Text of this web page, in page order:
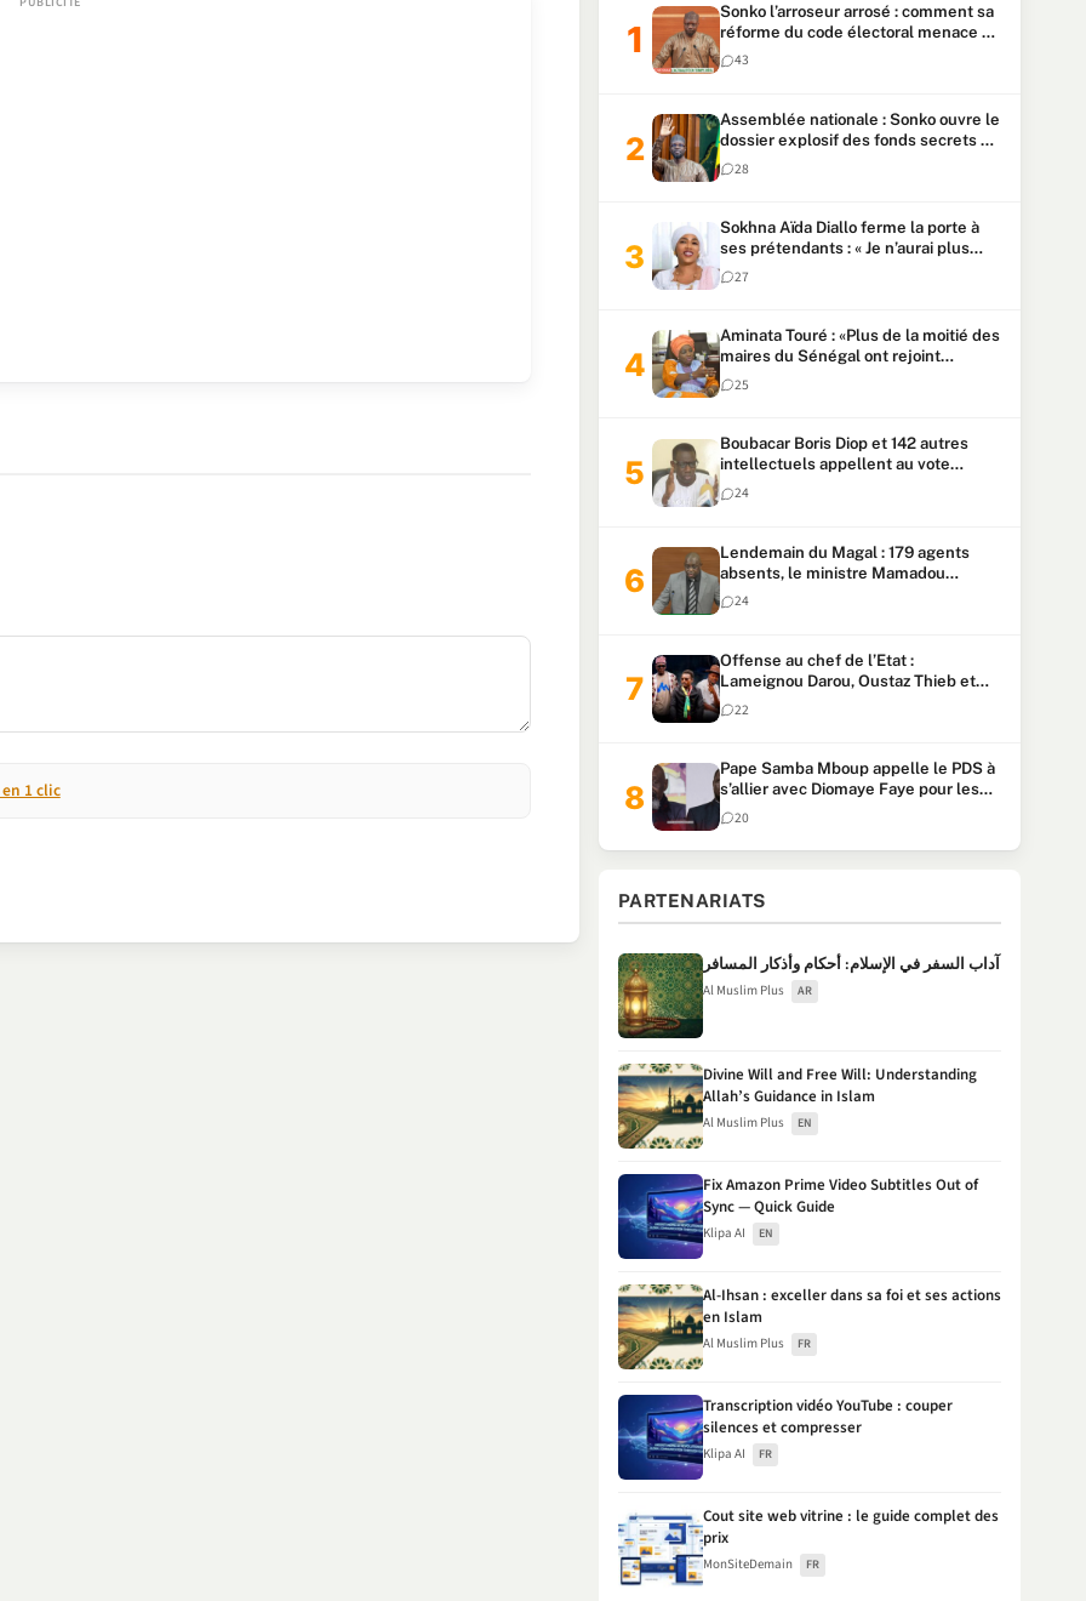
1 clic
Sonko l’arroseur arrosé : comment sa
réforme du code électoral menace sa
candidature
43
Assemblée nationale : Sonko ouvre le
dossier explosif des fonds secrets et
du patrimoine présidentiel
28
Sokhna Aïda Diallo ferme la porte à
ses prétendants : « Je n’aurai plus
jamais un autre mari »
27
Aminata Touré : «Plus de la moitié des
maires du Sénégal ont rejoint
Kiiraay»
25
Boubacar Boris Diop et 142 autres
intellectuels appellent au vote
urgent de la révision
constitutionnelle
24
Lendemain du Magal : 179 agents
absents, le ministre Mamadou
Lamine Dianté exige des explications
24
Offense au chef de l’Etat :
Lameignou Darou, Oustaz Thieb et
Ndiaye Touba lourdement
condamnés
22
Pape Samba Mboup appelle le PDS à
s’allier avec Diomaye Faye pour les
locales et tacle Sonko
20
PARTENARIATS
آداب السفر في الإسلام: أحكام وأذكار المسافر
Al Muslim Plus AR
Divine Will and Free Will: Understanding
Allah’s Guidance in Islam
Al Muslim Plus EN
Fix Amazon Prime Video Subtitles Out of
Sync — Quick Guide
Klipa AI EN
Al-Ihsan : exceller dans sa foi et ses actions
en Islam
Al Muslim Plus FR
Transcription vidéo YouTube : couper
silences et compresser
Klipa AI FR
Cout site web vitrine : le guide complet des
prix
MonSiteDemain FR